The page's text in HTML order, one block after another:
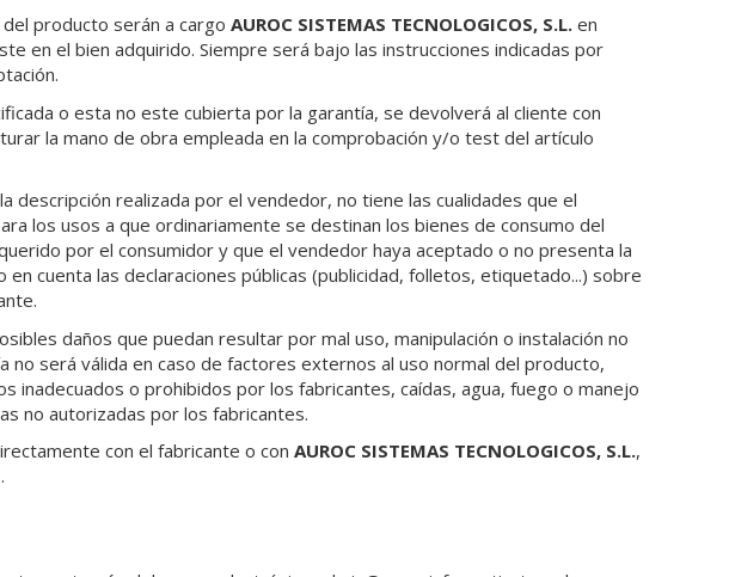
producto serán a cargo AUROC SISTEMAS TECNOLOGICOS, S.L.en
en el bien adquirido. Siempre será bajo las instrucciones indicadas por
o esta no este cubierta por la garantía, se devolverá al cliente con
la mano de obra empleada en la comprobación y/o test del artículo
descripción realizada por el vendedor, no tiene las cualidades que el
los usos a que ordinariamente se destinan los bienes de consumo del
por el consumidor y que el vendedor haya aceptado o no presenta la
cuenta las declaraciones públicas (publicidad, folletos, etiquetado...) sobre
daños que puedan resultar por mal uso, manipulación o instalación no
no será válida en caso de factores externos al uso normal del producto,
inadecuados o prohibidos por los fabricantes, caídas, agua, fuego o manejo
no autorizadas por los fabricantes.
con el fabricante o con AUROC SISTEMAS TECNOLOGICOS, S.L.,